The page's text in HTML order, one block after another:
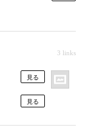
3 links
見る
見る